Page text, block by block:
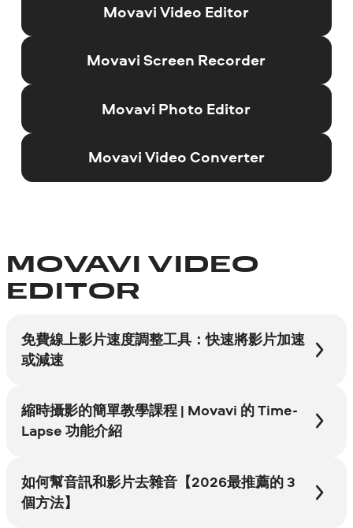
Movavi Video Editor
Movavi Screen Recorder
Movavi Photo Editor
Movavi Video Converter
MOVAVI VIDEO
EDITOR
免費線上影片速度調整工具：快速將影片加速
或減速
縮時攝影的簡單教學課程 | Movavi 的 Time-
Lapse 功能介紹
如何幫音訊和影片去雜音【2026最推薦的 3
個方法】